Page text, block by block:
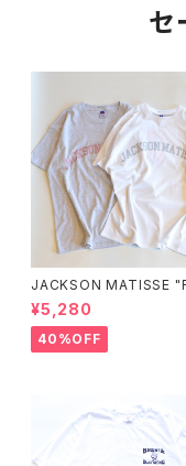
セ
JACKSON MATISSE
ELL ATHLETIC×JM
ee"
¥5,280
40%OFF